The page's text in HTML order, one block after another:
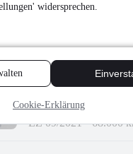
widersprechen.
Cookie-Erklärung
NEUToyota Proace
SITZER*
15.999 €
Finanzierung ab
EZ 09/2021•68.000